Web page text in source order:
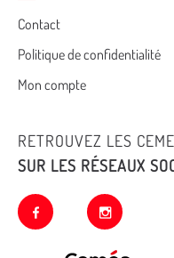
Cemea
footer
Contact
Politique de confidentialité
Mon compte
RETROUVEZ LES
SUR LES RÉSEAUX
facebook instagram